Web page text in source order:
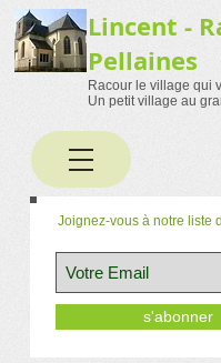
Lincent -
Pellaines
Racour le village qui
Un petit village au
Joignez-vous à notre liste
s'abonner